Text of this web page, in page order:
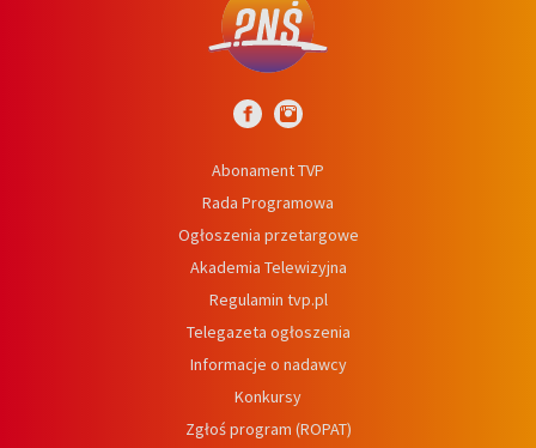
Abonament TVP
Rada Programowa
Ogłoszenia przetargowe
Akademia Telewizyjna
Regulamin tvp.pl
Telegazeta ogłoszenia
Informacje o nadawcy
Konkursy
Zgłoś program (ROPAT)